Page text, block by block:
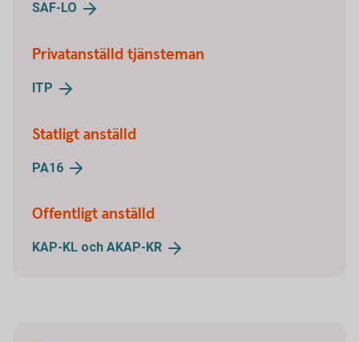
SAF-LO
Privatanställd tjänsteman
ITP
Statligt anställd
PA16
Offentligt anställd
KAP-KL och AKAP-KR